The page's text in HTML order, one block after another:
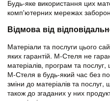
Будь-яке використання цих
комп'ютерних мережах
Відмова від
Матеріали та послуги цього
яких гарантій. М-Стеля не
матеріалів, програм та
М-Стеля в будь-який час без
зміни до матеріалів та
також до згаданих у них